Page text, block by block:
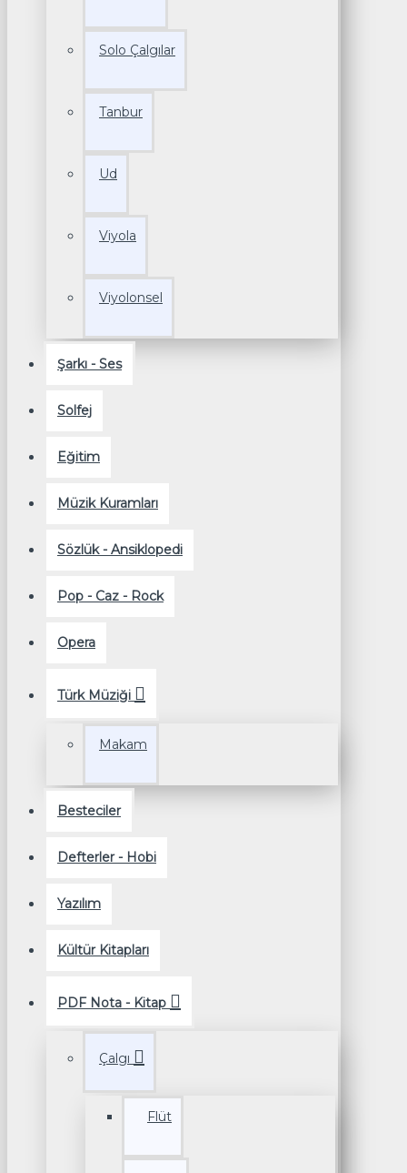
Solo Çalgılar
Tanbur
Ud
Viyola
Viyolonsel
Şarkı - Ses
Solfej
Eğitim
Müzik Kuramları
Sözlük - Ansiklopedi
Pop - Caz - Rock
Opera
Türk Müziği
Makam
Besteciler
Defterler - Hobi
Yazılım
Kültür Kitapları
PDF Nota - Kitap
Çalgı
Flüt